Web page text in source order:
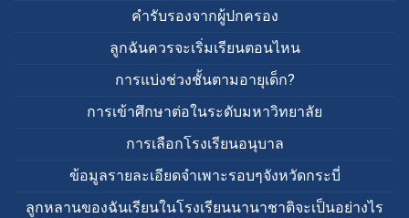
คำรับรองจากผู้ปกครอง
ลูกฉันควรจะเริ่มเรียนตอนไหน
การแบ่งช่วงชั้นตามอายุเด็ก?
การเข้าศึกษาต่อในระดับมหาวิทยาลัย
การเลือกโรงเรียนอนุบาล
ข้อมูลรายละเอียดจำเพาะรอบๆจังหวัดกระบี่
ลูกหลานของฉันเรียนในโรงเรียนนานาชาติจะเป็นอย่างไร